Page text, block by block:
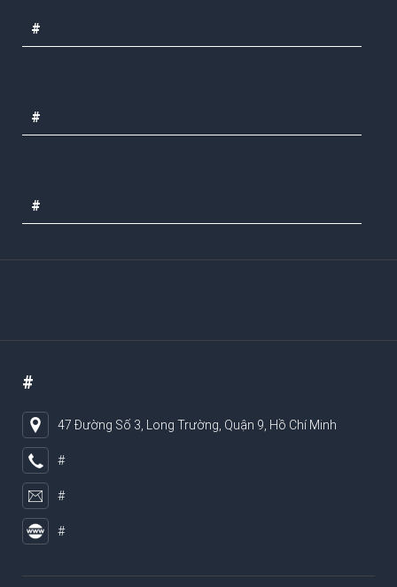
#
#
#
#
47 Đường Số 3, Long Trường, Quận 9, Hồ Chí Minh
#
#
#